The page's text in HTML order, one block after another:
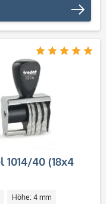
40 (18x4
Höhe: 4 mm